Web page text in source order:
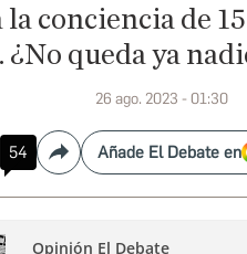
conciencia de
queda ya
26 ago. 2023 - 01:30
54 CompartirAñade El Debate en